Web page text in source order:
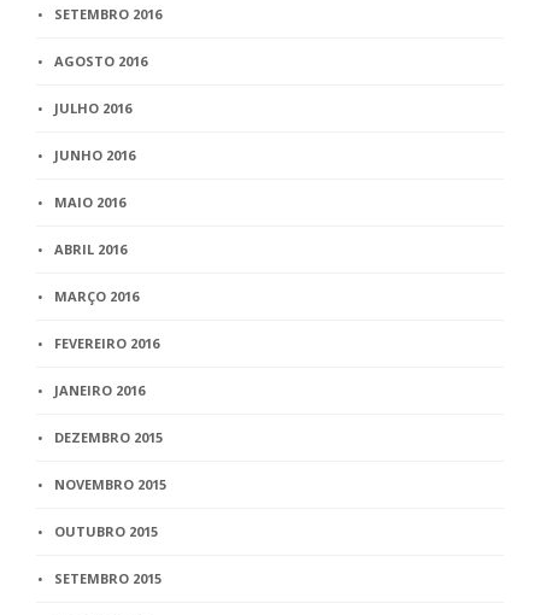
SETEMBRO 2016
AGOSTO 2016
JULHO 2016
JUNHO 2016
MAIO 2016
ABRIL 2016
MARÇO 2016
FEVEREIRO 2016
JANEIRO 2016
DEZEMBRO 2015
NOVEMBRO 2015
OUTUBRO 2015
SETEMBRO 2015